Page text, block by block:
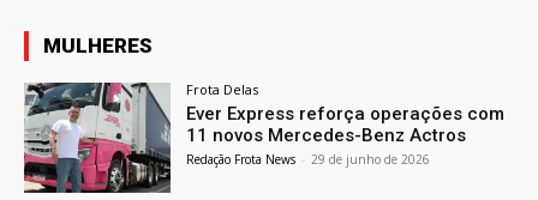
MULHERES
Frota Delas
Ever Express reforça operações com
11 novos Mercedes-Benz Actros
Redação Frota News - 29 de junho de 2026